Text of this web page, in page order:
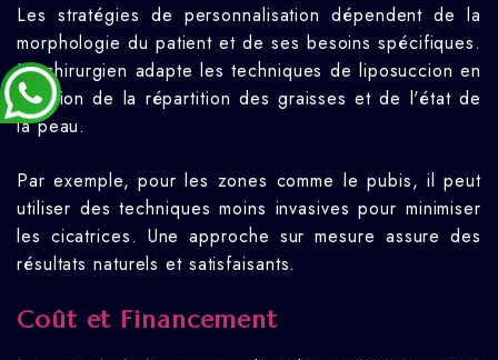
Les stratégies de personnalisation dépendent de la
morphologie du patient et de ses besoins spécifiques.
Le chirurgien adapte les techniques de liposuccion en
fonction de la répartition des graisses et de l'état de
la peau.
Par exemple, pour les zones comme le pubis, il peut
utiliser des techniques moins invasives pour minimiser
les cicatrices. Une approche sur mesure assure des
résultats naturels et satisfaisants.
Coût et Financement